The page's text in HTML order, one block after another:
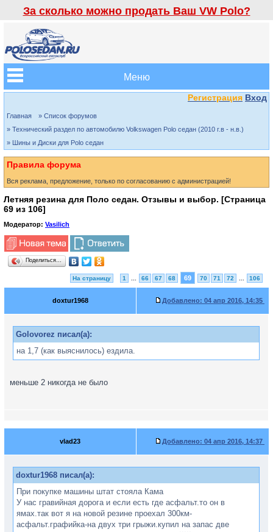
За сколько можно продать Ваш VW Polo?
Меню
Регистрация Вход
Главная
» Список форумов
» Технический раздел по автомобилю Volkswagen Polo седан (2010 г.в - н.в.)
» Шины и Диски для Polo седан
Правила форума
Вся реклама, предложение, только по согласованию с администрацией!
Летняя резина для Поло седан. Отзывы и выбор. [Страница
69 из 106]
Модератор: Vasilich
Поделиться…
На страницу 1 66 67 68 69 70 71 72 106
doxtur1968 Добавлено: 04 апр 2016, 14:35
Golovorez писал(а):
на 1,7 (как выяснилось) ездила.
меньше 2 никогда не было
vlad23 Добавлено: 04 апр 2016, 14:37
doxtur1968 писал(а):
При покупке машины штат стояла Кама
У нас гравийная дорога и если есть где асфальт.то он в
ямах.так вот я на новой резине проехал 300км-
асфальт.графийка-на двух три грыжи.купил на запас две